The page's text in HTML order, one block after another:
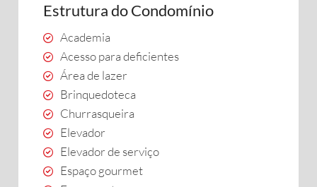
Estrutura do Condomínio
Academia
Acesso para deficientes
Área de lazer
Brinquedoteca
Churrasqueira
Elevador
Elevador de serviço
Espaço gourmet